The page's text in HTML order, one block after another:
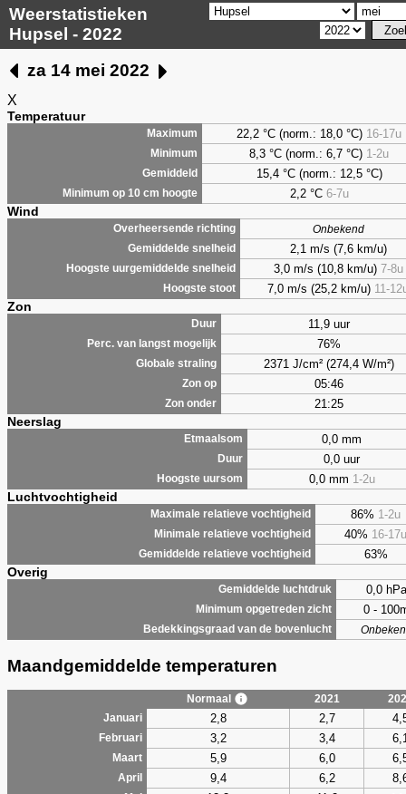
Weerstatistieken
Hupsel - 2022
za 14 mei 2022
X
Temperatuur
Maximum 22,2 °C (norm.: 18,0 °C) 16-17u
Minimum 8,3 °C (norm.: 6,7 °C) 1-2u
Gemiddeld 15,4 °C (norm.: 12,5 °C)
Minimum op 10 cm hoogte 2,2°C 6-7u
Wind
Overheersende richting
Onbekend
Gemiddelde snelheid
2,1 m/s (7,6 km/u)
Hoogste uurgemiddelde snelheid 3,0 m/s (10,8 km/u) 7-8u
Hoogste stoot 7,0 m/s (25,2 km/u) 11-
Zon
Duur 11,9 uur
Perc. van langst mogelijk 76%
Globale straling 2371 J/cm² (274,4 W/m²)
Zon op 05:46
Zon onder 21:25
Neerslag
Etmaalsom 0,0 mm
Duur 0,0 uur
Hoogste uursom 0,0 mm 1-2u
Luchtvochtigheid
Maximale relatieve vochtigheid 86% 1-2u
Minimale relatieve vochtigheid 40% 16-17u
Gemiddelde relatieve vochtigheid 63%
Overig
Gemiddelde luchtdruk 0,0 hPa
Minimum opgetreden zicht 0 -
Bedekkingsgraad van de bovenlucht
Maandgemiddelde temperaturen
Normaal 2021
Januari
2,8 2,7
Februari 3,2 3,4
Maart 5,9 6,0
April 9,4 6,2